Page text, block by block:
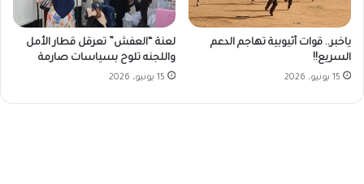
ياخبر.. قوات أثيوبية تهاجم الدعم
السريع!!
15 يونيو، 2026
لعنة “العفش” تعرقل قطار الأمل
واللجنه تلوح بسياسات صارمة
15 يونيو، 2026